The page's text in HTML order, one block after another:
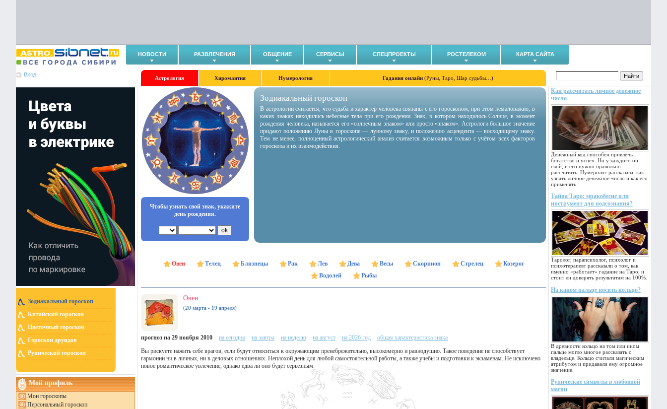
НОВОСТИ РАЗВЛЕЧЕНИЯ ОБЩЕНИЕ СЕРВИСЫ СПЕЦПРОЕКТЫ РОСТЕЛЕКОМ КАРТА САЙТА
Вход
Астрология Хиромантия Нумерология Гадания онлайн (Руны, Таро, Шар судьбы…)
Зодиакальный гороскоп
Китайский гороскоп
Цветочный гороскоп
Гороскоп друидов
Рунический гороскоп
Мой профиль
Мои гороскопы
Персональный гороскоп
Как рассчитать личное денежное
число
Денежный код способен привлечь
богатство и успех. Но у каждого он
свой, и его нужно правильно
рассчитать. Нумеролог рассказала, как
узнать личное денежное число и как его
применять.
Тайна Таро: мракобесие или
инструмент для подсознания?
Таролог, парапсихолог, психолог и
психотерапевт рассказали о том, как
именно «работает» гадание на Таро, и
стоит ли доверять результатам на 100%.
На каком пальце носить кольцо?
В древности кольцо на том или ином
пальце могло многое рассказать о
владельце. Кольцо считали магическим
атрибутом и придавали ему огромное
значение.
Рунические символы в любовной
магии
Чтобы узнать свой знак, укажите
день рождения.
Зодиакальный гороскоп
В астрологии считается, что судьба и характер человека связаны с его гороскопом, при этом немаловажно, в
каких знаках находились небесные тела при его рождении. Знак, в котором находилось Солнце, в момент
рождения человека, называется его «солнечным знаком» или просто «знаком». Астрологи большое значение
придают положению Луны в гороскопе — лунному знаку, и положению асцендента — восходящему знаку.
Тем не менее, полноценный астрологический анализ считается возможным только с учётом всех факторов
гороскопа и их взаимодействия.
Овен Телец Близнецы Рак Лев Дева Весы Скорпион Стрелец
Козерог
Водолей
Рыбы
Овен
(20 марта - 19 апреля)
прогноз на 29 ноября 2010 на сегодня на завтра на неделю на август на 2026 год
общая характеристика знака
Вы рискуете нажить себе врагов, если будут относиться к окружающим пренебрежительно, высокомерно и равнодушно. Такое поведение не способствует
гармонии ни в личных, ни в деловых отношениях. Неплохой день для любой самостоятельной работы, а также учебы и подготовки к экзаменам. Не исключено
новое романтическое увлечение, однако едва ли оно будет серьезным.